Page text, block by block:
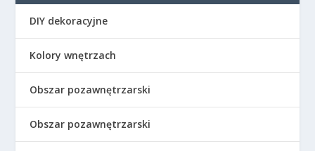
DIY dekoracyjne
Kolory wnętrzach
Obszar pozawnętrzarski
Obszar pozawnętrzarski